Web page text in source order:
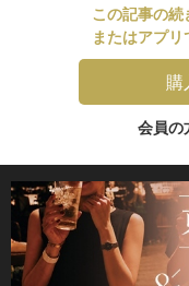
この記事の続
またはアプ
購
会員の